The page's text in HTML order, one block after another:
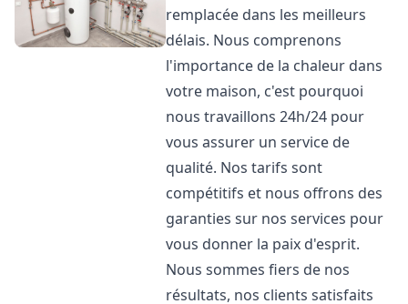
remplacée dans les meilleurs
délais. Nous comprenons
l'importance de la chaleur dans
votre maison, c'est pourquoi
nous travaillons 24h/24 pour
vous assurer un service de
qualité. Nos tarifs sont
compétitifs et nous offrons des
garanties sur nos services pour
vous donner la paix d'esprit.
Nous sommes fiers de nos
résultats, nos clients satisfaits